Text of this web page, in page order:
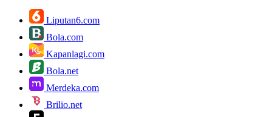
Liputan6.com
Bola.com
Kapanlagi.com
Bola.net
Merdeka.com
Brilio.net